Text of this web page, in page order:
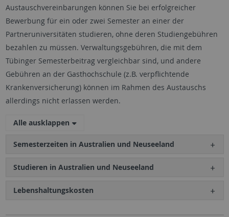
Austauschvereinbarungen können Sie bei erfolgreicher
Bewerbung für ein oder zwei Semester an einer der
Partneruniversitäten studieren, ohne deren Studiengebühren
bezahlen zu müssen. Verwaltungsgebühren, die mit dem
Tübinger Semesterbeitrag vergleichbar sind, und andere
Gebühren an der Gasthochschule (z.B. verpflichtende
Krankenversicherung) können im Rahmen des Austauschs
allerdings nicht erlassen werden.
Alle ausklappen
Semesterzeiten in Australien und Neuseeland
Studieren in Australien und Neuseeland
Lebenshaltungskosten